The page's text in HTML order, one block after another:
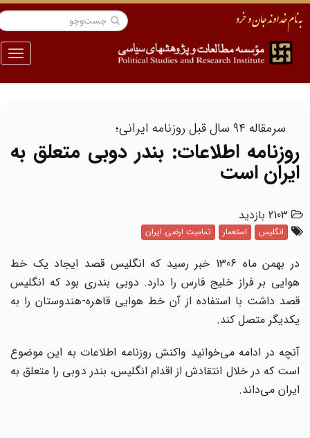
منو
سرمقاله ۹۴ سال قبل روزنامه ایرانی؛
روزنامه اطلاعات: بندر دوبی متعلق به
ایران است
2103 بازدید
انگلیس استعمار تمامیت ارضی ایران
در بهمن ماه 1306 خبر رسید که انگلیس قصد ایجاد یک خط
هوایی بر فراز خلیج فارس را دارد. دوبی بندری بود که انگلیس
قصد داشت با استفاده از آن خط هوایی قاهره-هندوستان را به
یکدیگر متصل کند.
آنچه در ادامه می‌خوانید واکنش روزنامه اطلاعات به این موضوع
است که در خلال انتقادش از اقدام انگلیس، بندر دوبی را متعلق به
ایران می‌داند.